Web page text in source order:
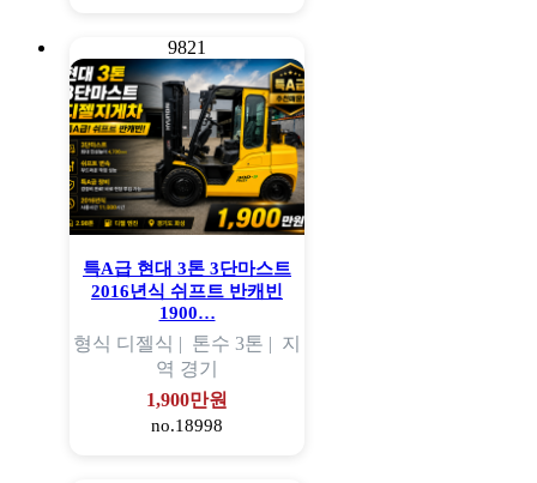
9821
특A급 현대 3톤 3단마스트
2016년식 쉬프트 반캐빈
1900…
형식 디젤식 | 톤수 3톤 | 지
역 경기
1,900만원
no.18998